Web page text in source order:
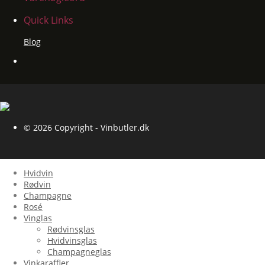
Quick Links
Blog
© 2026 Copyright - Vinbutler.dk
Hvidvin
Rødvin
Champagne
Rosé
Vinglas
Rødvinsglas
Hvidvinsglas
Champagneglas